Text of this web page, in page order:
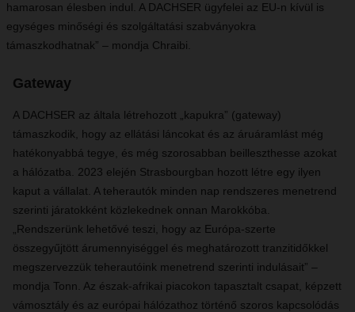
hamarosan élesben indul. A DACHSER ügyfelei az EU-n kívül is
egységes minőségi és szolgáltatási szabványokra
támaszkodhatnak” – mondja Chraibi.
Gateway
A DACHSER az általa létrehozott „kapukra” (gateway)
támaszkodik, hogy az ellátási láncokat és az áruáramlást még
hatékonyabbá tegye, és még szorosabban beilleszthesse azokat
a hálózatba. 2023 elején Strasbourgban hozott létre egy ilyen
kaput a vállalat. A teherautók minden nap rendszeres menetrend
szerinti járatokként közlekednek onnan Marokkóba.
„Rendszerünk lehetővé teszi, hogy az Európa-szerte
összegyűjtött árumennyiséggel és meghatározott tranzitidőkkel
megszervezzük teherautóink menetrend szerinti indulásait” –
mondja Tonn. Az észak-afrikai piacokon tapasztalt csapat, képzett
vámosztály és az európai hálózathoz történő szoros kapcsolódás